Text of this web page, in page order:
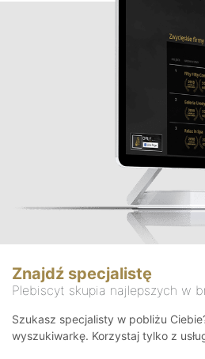
Znajdź specjalistę
Plebiscyt skupia najlepszych w
Szukasz specjalisty w pobliżu
wyszukiwarkę. Korzystaj tylko z